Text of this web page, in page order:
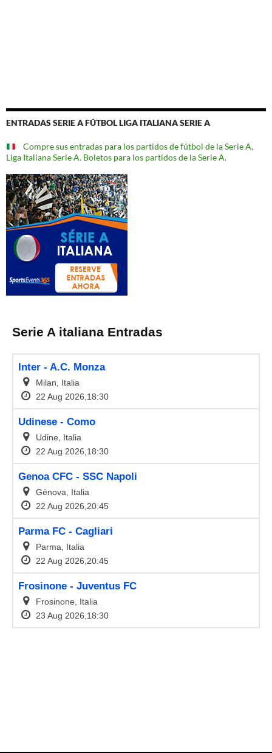
ENTRADAS SERIE A FÚTBOL LIGA ITALIANA SERIE A
Compre sus entradas para los partidos de fútbol de la Serie A,
Liga Italiana Serie A. Boletos para los partidos de la Serie A.